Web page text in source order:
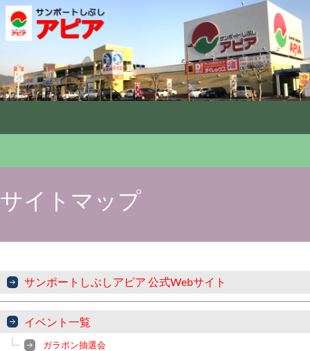
サイトマップ
サンポートしぶしアピア 公式Webサイト
イベント一覧
ガラポン抽選会